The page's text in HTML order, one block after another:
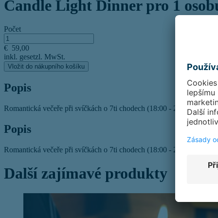
Candle Light Dinner pro 1
Počet
€ 59,00
inkl. gesetzl. MwSt.
Vložit do nákupního košíku
Popis
Romantická večeře při svíčkách o 7ti chodech (18:00 - 20:30 hodin)
Popis
Romantická večeře při svíčkách o 7ti chodech (18:00 - 20:30 hodin)
Další zajímavé produkty